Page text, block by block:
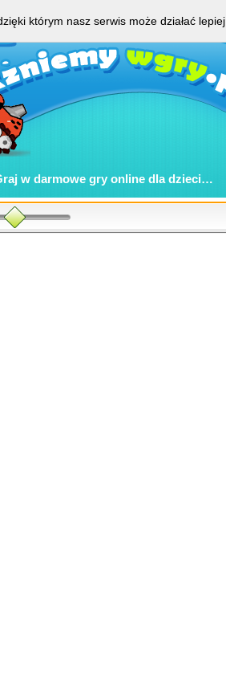
w darmowe gry online dla dzieci…
którym nasz serwis może działać lepiej.